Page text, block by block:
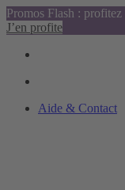
Promos Flash :
J’en profite
Aide & Contact